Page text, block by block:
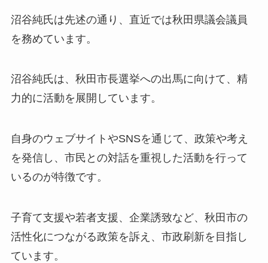
沼谷純氏は先述の通り、直近では秋田県議会議員
を務めています。
沼谷純氏は、秋田市長選挙への出馬に向けて、精
力的に活動を展開しています。
自身のウェブサイトやSNSを通じて、政策や考え
を発信し、市民との対話を重視した活動を行って
いるのが特徴です。
子育て支援や若者支援、企業誘致など、秋田市の
活性化につながる政策を訴え、市政刷新を目指し
ています。